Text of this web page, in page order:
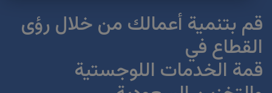
قم بتنمية أعمالك من خلال رؤى
القطاع في
قمة الخدمات اللوجستية